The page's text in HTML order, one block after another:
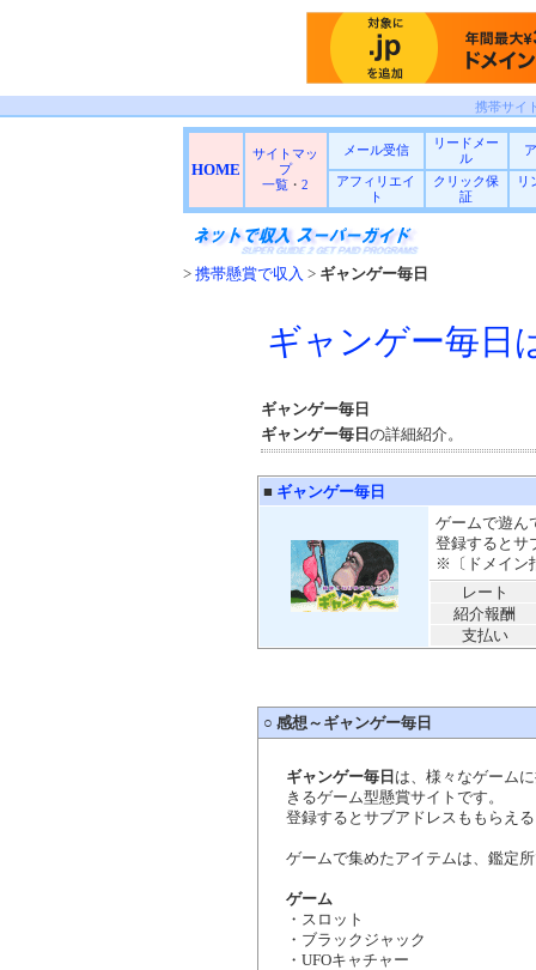
携帯サイ
HOME
サイトマッ
プ
一覧 ・ 2
メール受信
リードメー
ル
アフィリエイ
ト
クリック保
証
リ
> 携帯懸賞で収入 > ギャンゲー毎日
ギャンゲー毎日
ギャンゲー毎日
ギャンゲー毎日 の詳細紹介。
■ ギャンゲー毎日
ゲームで遊ん
登録するとサ
※〔ドメイン
レート
紹介報酬
支払い
○ 感想～ギャンゲー毎日
ギャンゲー毎日 は、様々なゲーム
きるゲーム型懸賞サイトです。
登録するとサブアドレスももらえ
ゲームで集めたアイテムは、鑑定
ゲーム
・スロット
・ブラックジャック
・UFOキャチャー